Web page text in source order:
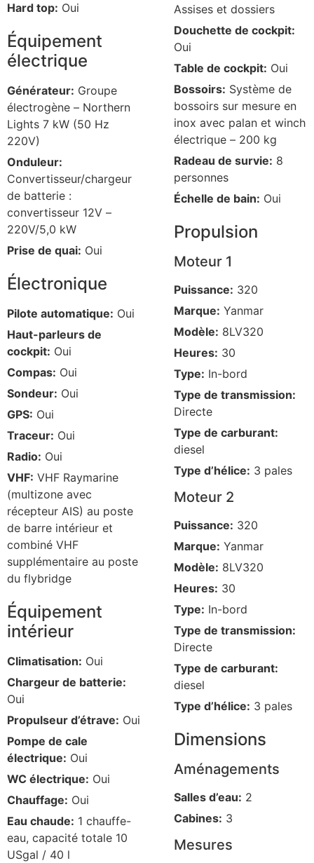
Hard top: Oui
Équipement
électrique
Générateur: Groupe
électrogène – Northern
Lights 7 kW (50 Hz
220V)
Onduleur:
Convertisseur/chargeur
de batterie :
convertisseur 12V –
220V/5,0 kW
Prise de quai: Oui
Électronique
Pilote automatique: Oui
Haut-parleurs de
cockpit: Oui
Compas: Oui
Sondeur: Oui
GPS: Oui
Traceur: Oui
Radio: Oui
VHF: VHF Raymarine
(multizone avec
récepteur AIS) au poste
de barre intérieur et
combiné VHF
supplémentaire au poste
du flybridge
Équipement
intérieur
Climatisation: Oui
Chargeur de batterie:
Oui
Propulseur d’étrave: Oui
Pompe de cale
électrique: Oui
WC électrique: Oui
Chauffage: Oui
Eau chaude: 1 chauffe-
eau, capacité totale 10
USgal / 40 l
Assises et dossiers
Douchette de cockpit:
Oui
Table de cockpit: Oui
Bossoirs: Système de
bossoirs sur mesure en
inox avec palan et winch
électrique – 200 kg
Radeau de survie: 8
personnes
Échelle de bain: Oui
Propulsion
Moteur 1
Puissance: 320
Marque: Yanmar
Modèle: 8LV320
Heures: 30
Type: In-bord
Type de transmission:
Directe
Type de carburant:
diesel
Type d’hélice: 3 pales
Moteur 2
Puissance: 320
Marque: Yanmar
Modèle: 8LV320
Heures: 30
Type: In-bord
Type de transmission:
Directe
Type de carburant:
diesel
Type d’hélice: 3 pales
Dimensions
Aménagements
Salles d’eau: 2
Cabines: 3
Mesures